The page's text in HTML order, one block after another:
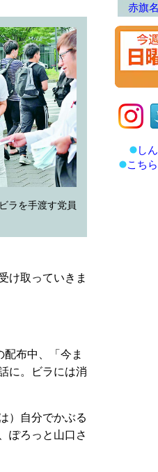
ラを手渡す党員
け取っていきま
布中、「今ま
に。ビラには消
）自分でかぶる
ぽろっと山口さ
赤旗
し
こち